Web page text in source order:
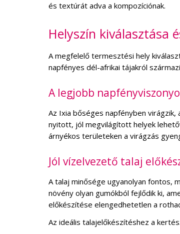
és textúrát adva a kompozíciónak.
Helyszín kiválasztása
A megfelelő termesztési hely
napfényes dél-afrikai tájakról
A legjobb
Az Ixia bőséges napfényben
nyitott, jól megvilágított helyek
árnyékos területeken a virágzás
Jól vízelvezető talaj
A talaj minősége ugyanolyan fontos,
növény olyan gumókból fejlődik ki,
előkészítése elengedhetetlen a
Az ideális talajelőkészítéshez a